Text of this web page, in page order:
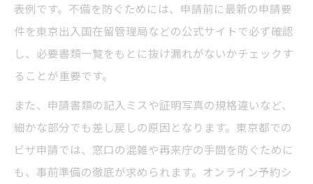
表例です。不備を防ぐためには、申請前に最新の申請要
件を東京出入国在留管理局などの公式サイトで必ず確認
し、必要書類一覧をもとに抜け漏れがないかチェックす
ることが重要です。
また、申請書類の記入ミスや証明写真の規格違いなど、
細かな部分でも差し戻しの原因となります。東京都での
ビザ申請では、窓口の混雑や再来庁の手間を防ぐために
も、事前準備の徹底が求められます。オンライン予約シ